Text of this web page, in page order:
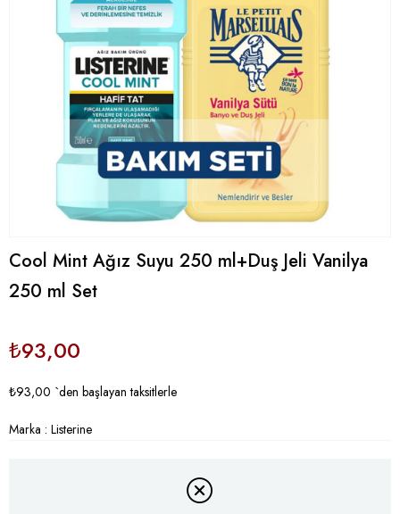
Cool Mint Ağız Suyu 250 ml+Duş Jeli Vanilya
250 ml Set
₺93,00
₺93,00 `den başlayan taksitlerle
Marka : Listerine